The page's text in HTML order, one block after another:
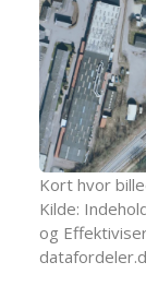
Kort hvor
Kilde:
og